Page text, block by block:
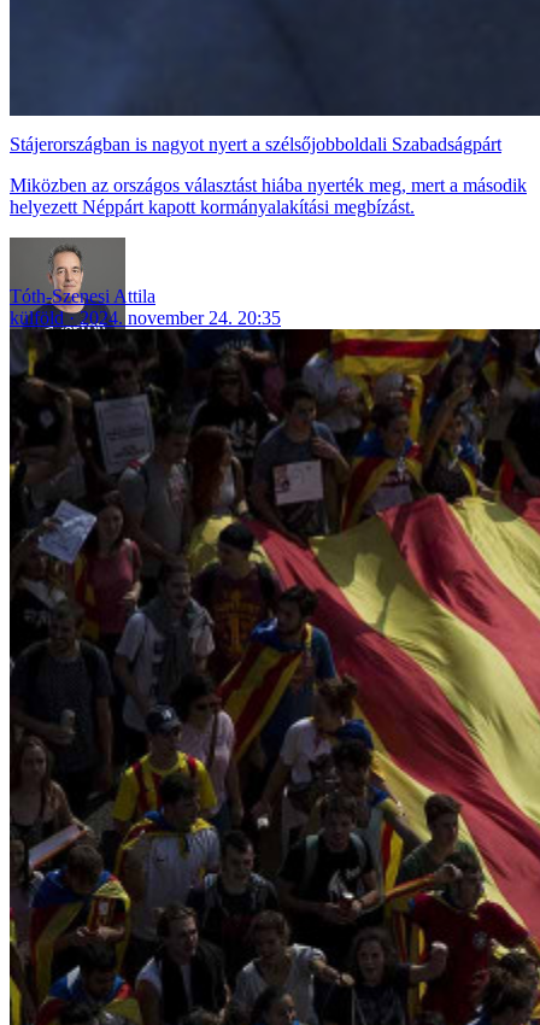
Stájerországban is nagyot nyert a szélsőjobboldali Szabadságpárt
Miközben az országos választást hiába nyerték meg, mert a második
helyezett Néppárt kapott kormányalakítási megbízást.
Tóth-Szenesi Attila
külföld
2024. november 24. 20:35